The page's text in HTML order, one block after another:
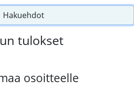
Hakuehdot
tulokset
osoitteelle